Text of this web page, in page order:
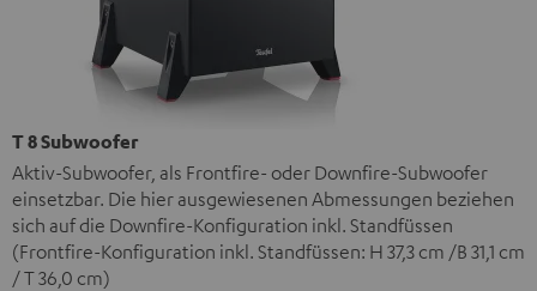
T 8 Subwoofer
Aktiv-Subwoofer, als Frontfire- oder Downfire-Subwoofer
einsetzbar. Die hier ausgewiesenen Abmessungen beziehen
sich auf die Downfire-Konfiguration inkl. Standfüssen
(Frontfire-Konfiguration inkl. Standfüssen: H 37,3 cm /B 31,1 cm
/ T 36,0 cm)